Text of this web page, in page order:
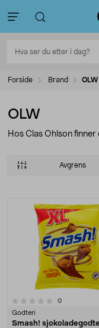
Forside Brand OLW
OLW
Hos Clas Ohlson
Avgrens
Produkter
0anmeldelser
Godteri
Smash!